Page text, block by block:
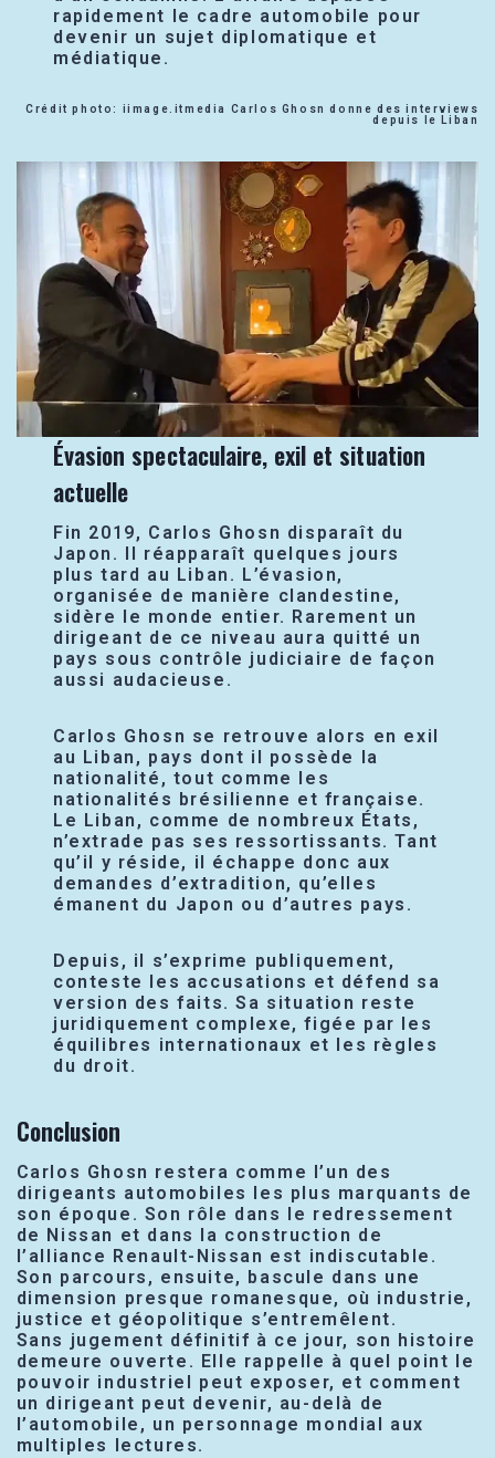
rapidement le cadre automobile pour
devenir un sujet diplomatique et
médiatique.
Crédit photo: iimage.itmedia Carlos Ghosn donne des interviews
depuis le Liban
Évasion spectaculaire, exil et situation
actuelle
Fin 2019, Carlos Ghosn disparaît du
Japon. Il réapparaît quelques jours
plus tard au Liban. L’évasion,
organisée de manière clandestine,
sidère le monde entier. Rarement un
dirigeant de ce niveau aura quitté un
pays sous contrôle judiciaire de façon
aussi audacieuse.
Carlos Ghosn se retrouve alors en exil
au Liban, pays dont il possède la
nationalité, tout comme les
nationalités brésilienne et française.
Le Liban, comme de nombreux États,
n’extrade pas ses ressortissants. Tant
qu’il y réside, il échappe donc aux
demandes d’extradition, qu’elles
émanent du Japon ou d’autres pays.
Depuis, il s’exprime publiquement,
conteste les accusations et défend sa
version des faits. Sa situation reste
juridiquement complexe, figée par les
équilibres internationaux et les règles
du droit.
Conclusion
Carlos Ghosn restera comme l’un des
dirigeants automobiles les plus marquants de
son époque. Son rôle dans le redressement
de Nissan et dans la construction de
l’alliance Renault-Nissan est indiscutable.
Son parcours, ensuite, bascule dans une
dimension presque romanesque, où industrie,
justice et géopolitique s’entremêlent.
Sans jugement définitif à ce jour, son histoire
demeure ouverte. Elle rappelle à quel point le
pouvoir industriel peut exposer, et comment
un dirigeant peut devenir, au-delà de
l’automobile, un personnage mondial aux
multiples lectures.